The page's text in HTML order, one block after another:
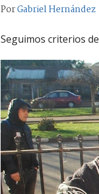
PorGabriel Hernández
Seguimos criterios de